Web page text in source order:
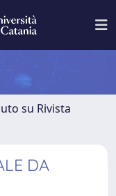
su Rivista
DA